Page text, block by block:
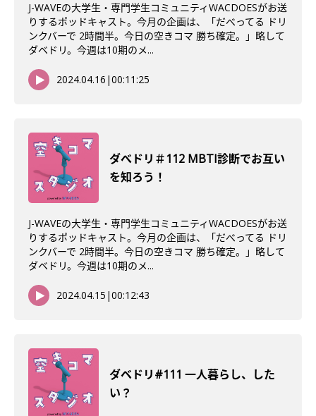
J-WAVEの大学生・専門学生コミュニティWACDOESがお送
りするポッドキャスト。今月の企画は、「だべってる ドリ
ンクバーで 2時間半。今日の空きコマ 勝ち確定。」略して
ダベドリ。今週は10期のメ...
2024.04.16 |00:11:25
ダべドリ＃112 MBTI診断でお互い
を知ろう！
J-WAVEの大学生・専門学生コミュニティWACDOESがお送
りするポッドキャスト。今月の企画は、「だべってる ドリ
ンクバーで 2時間半。今日の空きコマ 勝ち確定。」略して
ダベドリ。今週は10期のメ...
2024.04.15 |00:12:43
ダベドリ#111 一人暮らし、した
い？